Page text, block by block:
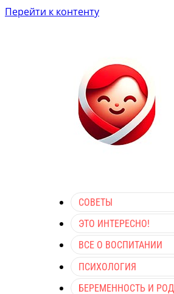
Перейти к контенту
СОВЕТЫ
ЭТО ИНТЕРЕСНО!
ВСЕ О ВОСПИТАНИИ
ПСИХОЛОГИЯ
БЕРЕМЕННОСТЬ И